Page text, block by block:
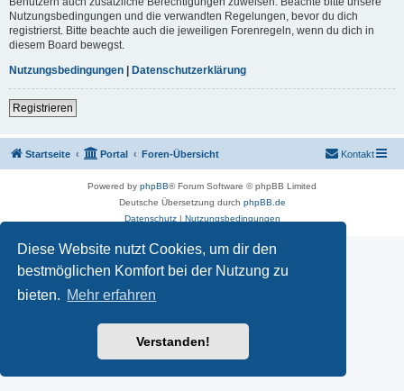
Diese Website nutzt Cookies, um dir den
bestmöglichen Komfort bei der Nutzung zu
bieten. Mehr erfahren
Verstanden!
Nutzungsbedingungen und die verwandten Regelungen, bevor du dich
registrierst. Bitte beachte auch die jeweiligen Forenregeln, wenn du dich in
diesem Board bewegst.
Nutzungsbedingungen | Datenschutzerklärung
Registrieren
Startseite Portal Foren-Übersicht Kontakt
Powered by phpBB® Forum Software © phpBB Limited
Deutsche Übersetzung durch phpBB.de
Datenschutz| Nutzungsbedingungen